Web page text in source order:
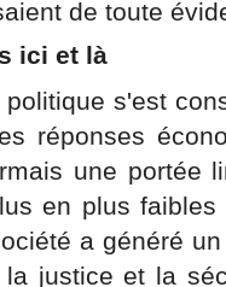
de toute
ici et là
s'est
réponses
une portée
en plus
a généré
justice et la